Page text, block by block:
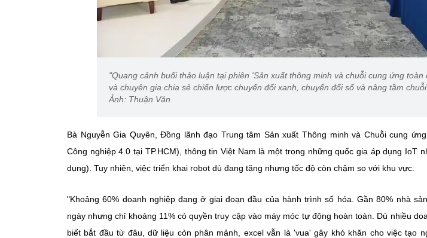
"Quang cảnh buổi thảo luận tại phiên 'Sản xuất thông minh và chuỗi cung ứng toàn
và chuyên gia chia sẻ chiến lược chuyển đổi xanh, chuyển đổi số và nâng tầm chuỗi
Ảnh: Thuận Văn
Bà Nguyễn Gia Quyên, Đồng lãnh đạo Trung tâm Sản xuất Thông minh và Chuỗi cung
Công nghiệp 4.0 tại TP.HCM), thông tin Việt Nam là một trong những quốc gia áp dụng IoT
dụng). Tuy nhiên, việc triển khai robot dù đang tăng nhưng tốc độ còn chậm so với khu vực.
"Khoảng 60% doanh nghiệp đang ở giai đoạn đầu của hành trình số hóa. Gần 80% nhà
ngày nhưng chỉ khoảng 11% có quyền truy cập vào máy móc tự động hoàn toàn. Dù nhiều
biết bắt đầu từ đâu, dữ liệu còn phân mảnh, excel vẫn là 'vua' gây khó khăn cho việc tạo